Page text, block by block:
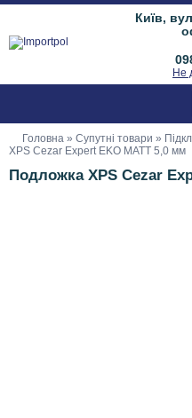
Київ,
Не
Головна » Супутні товари »
XPS Cezar Expert EKO MATT 5,0 мм
Подложка XPS Cezar